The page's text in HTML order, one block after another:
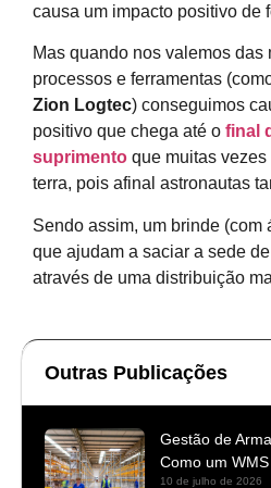
causa um impacto positivo de
Mas quando nos valemos das
processos e ferramentas
Zion Logtec) conseguimos
positivo que chega até o final
suprimento que muitas
terra, pois afinal astronautas
Sendo assim, um brinde (com
que ajudam a saciar a sede
através de uma distribuição
Outras Publicações
Gestão de
Como um
10 de julho de 2026